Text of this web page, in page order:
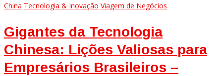
China Tecnologia & Inovação Viagem de Negócios
Gigantes da Tecnologia
Chinesa: Lições Valiosas para
Empresários Brasileiros –